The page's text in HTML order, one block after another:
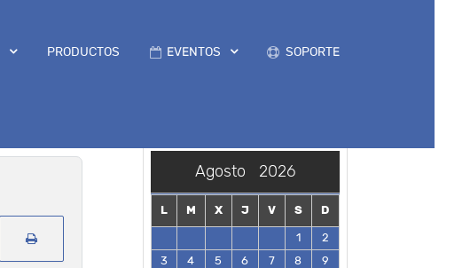
PRODUCTOS EVENTOS SOPORTE
Agosto 2026
L M X J V S
D
1
2
3
4 5 6 7 8
9